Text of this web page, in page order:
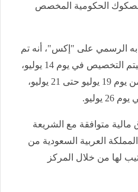
الحكومية المخصص
الرسمي على "إكس"، أنه تم
تحديد نسبة العائد بـ 4.6% وسيتم التخصيص في يوم 14 يوليو،
فيما ستكون فترة الاسترداد من يوم 19 يوليو حتى 21 يوليو،
يوليو
.
متوافقة مع الشريعة
العربية السعودية من
لها من خلال المركز